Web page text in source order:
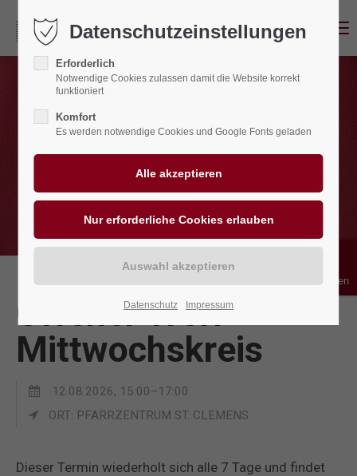
Menu
Offener Treff
Mittwochskreis
12.08.2026, 15:00–17:00
ORT: PFARRZENTRUM ST. CLEMENS
Dieser Termin wiederholt sich alle 7 Tage und findet
Datenschutzeinstellungen
Erforderlich
Notwendige Cookies zulassen damit die Website korrekt
funktioniert
Komfort
Es werden notwendige Cookies und Google Fonts geladen
Datenschutz Impressum
Bedienhilfen